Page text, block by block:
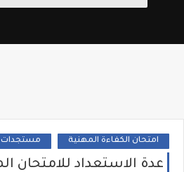
امتحان الكفاءة المهنية مستجدات